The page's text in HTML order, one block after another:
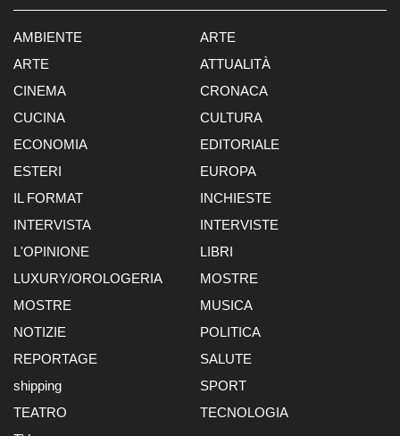
AMBIENTE
ARTE
ARTE
ATTUALITÀ
CINEMA
CRONACA
CUCINA
CULTURA
ECONOMIA
EDITORIALE
ESTERI
EUROPA
IL FORMAT
INCHIESTE
INTERVISTA
INTERVISTE
L'OPINIONE
LIBRI
LUXURY/OROLOGERIA
MOSTRE
MOSTRE
MUSICA
NOTIZIE
POLITICA
REPORTAGE
SALUTE
shipping
SPORT
TEATRO
TECNOLOGIA